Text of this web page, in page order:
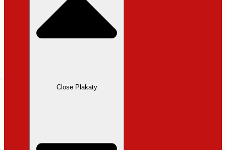
Close Plakaty